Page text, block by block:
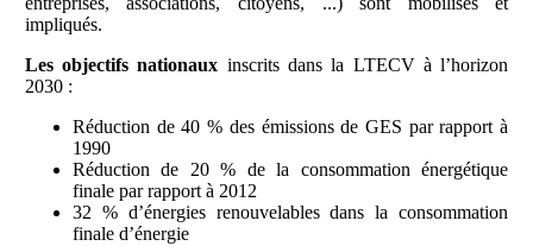
impliqués.
Les objectifs nationaux inscrits dans la LTECV à l’horizon
2030 :
Réduction de 40 % des émissions de GES par rapport à
1990
Réduction de 20 % de la consommation énergétique
finale par rapport à 2012
32 % d’énergies renouvelables dans la consommation
finale d’énergie